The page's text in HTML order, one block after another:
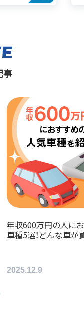
事
費用とは？内訳と
意点について